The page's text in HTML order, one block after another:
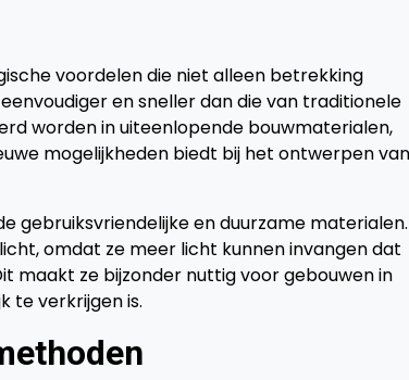
voordelen die niet alleen betrekking
en sneller dan die van traditionele
worden in uiteenlopende bouwmaterialen,
mogelijkheden biedt bij het ontwerpen van
gebruiksvriendelijke en duurzame materialen.
omdat ze meer licht kunnen invangen dat
maakt ze bijzonder nuttig voor gebouwen in
te verkrijgen is.